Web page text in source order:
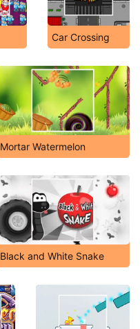
Car Crossing
Mortar Watermelon
Black and White Snake